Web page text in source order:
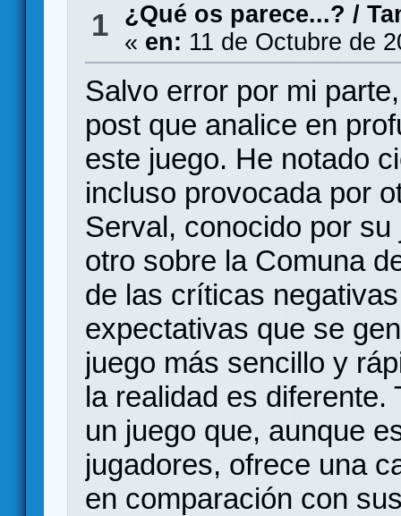
1 ¿Qué os parece...? /
« en: 11 de Octubre de
Salvo error por mi
post que analice en
este juego. He notado
incluso provocada por
Serval, conocido por
otro sobre la Comuna
de las críticas
expectativas que se
juego más sencillo y
la realidad es diferente.
un juego que, aunque
jugadores, ofrece una
en comparación con